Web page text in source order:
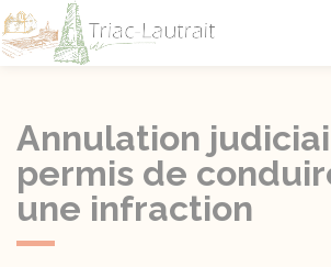
Annulation
permis de
une infraction